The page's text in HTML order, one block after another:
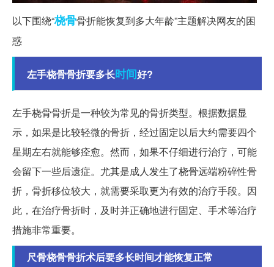
以下围绕“桡骨骨折能恢复到多大年龄”主题解决网友的困
惑
左手桡骨骨折要多长时间好?
左手桡骨骨折是一种较为常见的骨折类型。根据数据显
示，如果是比较轻微的骨折，经过固定以后大约需要四个
星期左右就能够痊愈。然而，如果不仔细进行治疗，可能
会留下一些后遗症。尤其是成人发生了桡骨远端粉碎性骨
折，骨折移位较大，就需要采取更为有效的治疗手段。因
此，在治疗骨折时，及时并正确地进行固定、手术等治疗
措施非常重要。
尺骨桡骨骨折术后要多长时间才能恢复正常